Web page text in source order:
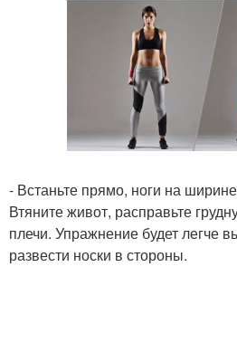
- Встаньте прямо, ноги на
Втяните живот, расправьте
плечи. Упражнение будет легче
развести носки в стороны.